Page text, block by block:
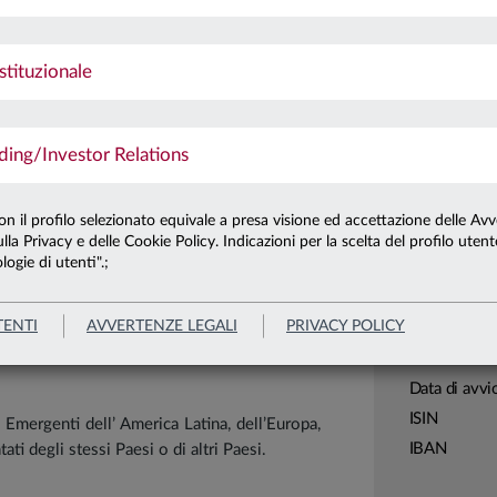
Investor Relations
il profilo selezionato equivale a presa visione ed accettazione delle
Privacy e delle Cookie Policy. Indicazioni per la scelta del profilo
di utenti".;
AVVERTENZE LEGALI PRIVACY POLICY
Linea
Sistema
Categoria
Data di
ISIN
IBAN
dei mercati emergenti, valutando il
insieme alle potenzialità e alle
mediante Piano di Accumulo.
dell’ America Latina, dell’Europa,
degli stessi Paesi o di altri Paesi.